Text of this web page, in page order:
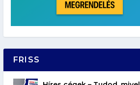
FRISS